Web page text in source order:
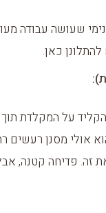
שעושה עבודה
כאן.
על המקלדת
אולי מסנן רעשים
זה. פדיחה קטנה,